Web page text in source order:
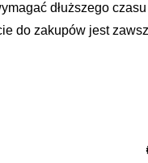
dłuższego
do zakupów jest